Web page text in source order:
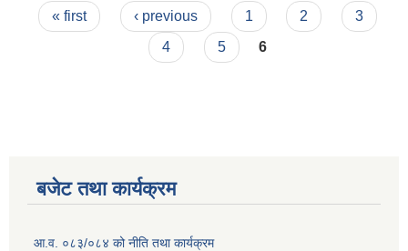
Pages
« first ‹ previous 1 2
3
4
5 6
बजेट तथा कार्यक्रम
आ.व. ०८३/०८४ को नीति तथा कार्यक्रम